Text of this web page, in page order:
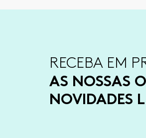
RECEBA EM
AS NOSSAS
NOVIDADES